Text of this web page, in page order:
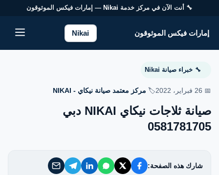
🔧 أنت الآن في مركز خدمة Nikai — إمارات فيكس الموثوقون
إمارات فيكس الموثوقون Nikai
تواصل معنا
الأسئلة الشائعة
🔧 خبراء صيانة Nikai
📅 26 فبراير، 2022 🏷️ مركز معتمد صيانة نيكاي - NIKAI
صيانة ثلاجات نيكاي NIKAI دبي
0581781705
شارك هذه الصفحة: